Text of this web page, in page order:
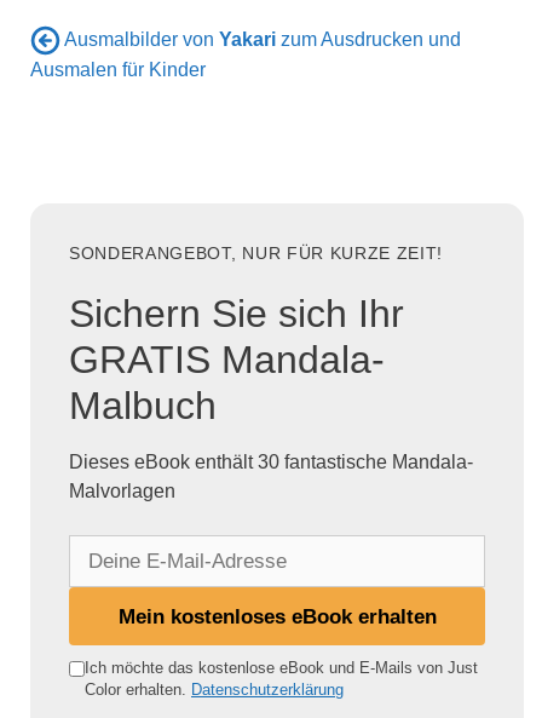
Ausmalbilder von Yakari zum Ausdrucken und
Ausmalen für Kinder
SONDERANGEBOT, NUR FÜR KURZE ZEIT!
Sichern Sie sich Ihr
GRATIS Mandala-
Malbuch
Dieses eBook enthält 30 fantastische Mandala-
Malvorlagen
e
Mein kostenloses eBook erhalten
Ich möchte das kostenlose eBook und E-Mails von Just
Color erhalten.
Datenschutzerklärung